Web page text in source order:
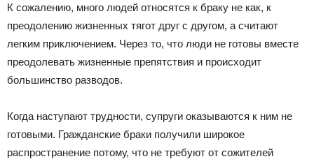
К сожалению, много людей относятся к браку не как, к
преодолению жизненных тягот друг с другом, а считают
легким приключением. Через то, что люди не готовы вместе
преодолевать жизненные препятствия и происходит
большинство разводов.
Когда наступают трудности, супруги оказываются к ним не
готовыми. Гражданские браки получили широкое
распространение потому, что не требуют от сожителей